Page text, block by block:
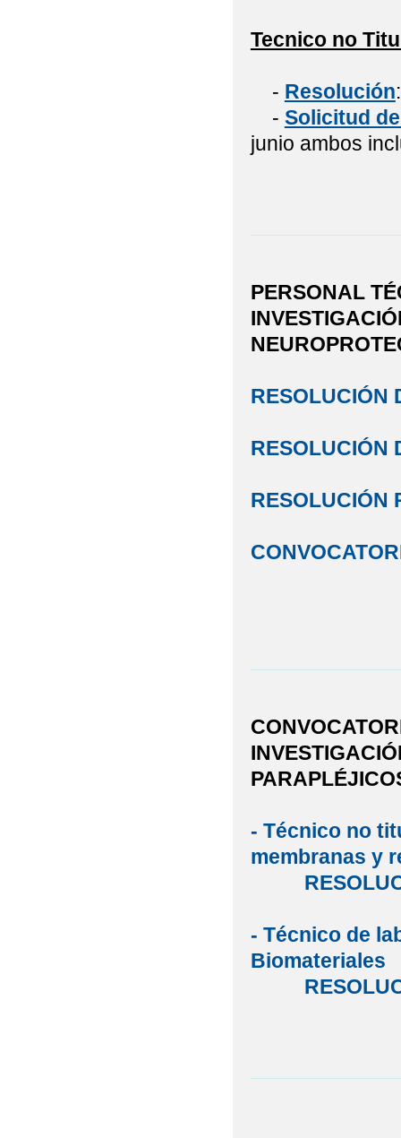
Tecnico no
- Resolución
- Solicitud
junio ambos
PERSONAL
RESOLUCIÓN
RESOLUCIÓN
RESOLUCIÓN
- Técnico no
membranas y
- Técnico de
Biomateriales